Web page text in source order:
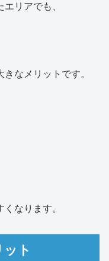
リアでも、
なメリットです。
なります。
ト